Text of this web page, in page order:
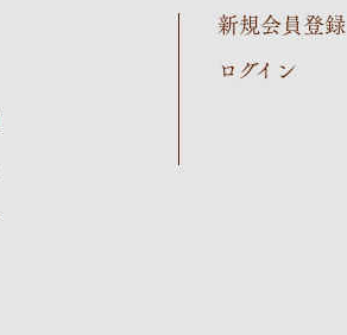
新規会員登録
ログイン